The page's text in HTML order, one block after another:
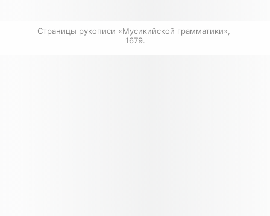
Страницы рукописи «Мусикийской грамматики»,
1679.